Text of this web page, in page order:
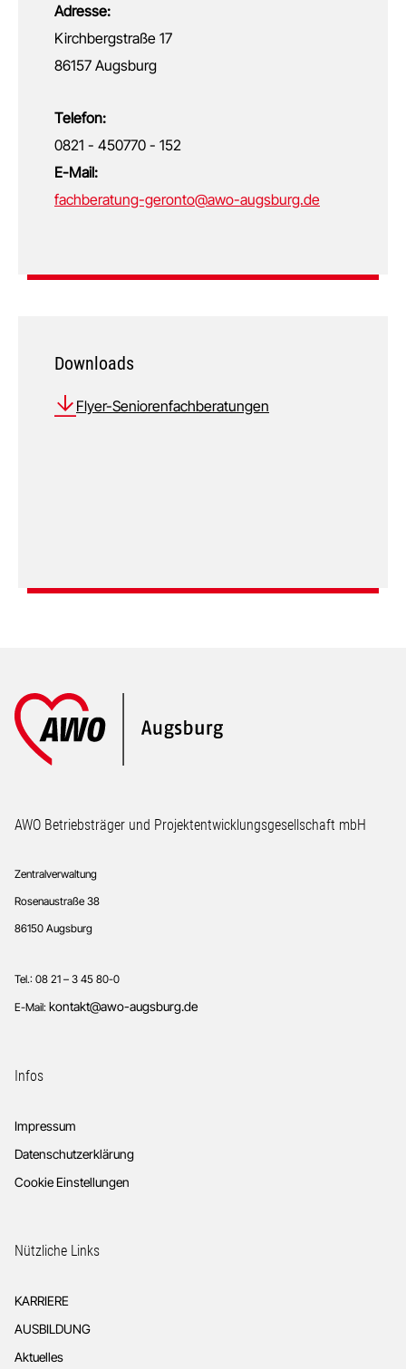
Adresse:
Kirchbergstraße 17
86157 Augsburg
Telefon:
0821 - 450770 - 152
E-Mail:
fachberatung-geronto@awo-augsburg.de
Downloads
Flyer-Seniorenfachberatungen
Footer
AWO Betriebsträger und Projektentwicklungsgesellschaft mbH
Zentralverwaltung
Rosenaustraße 38
86150 Augsburg
Tel.: 08 21 – 3 45 80-0
E-Mail: kontakt@awo-augsburg.de
Infos
Impressum
Datenschutzerklärung
Cookie Einstellungen
Nützliche Links
KARRIERE
AUSBILDUNG
Aktuelles